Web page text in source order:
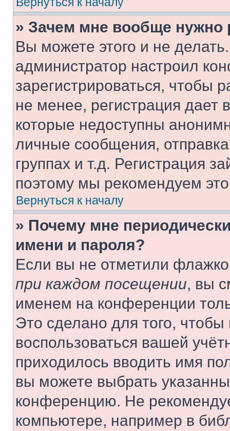
» Зачем мне вообще нужно
Вы можете этого и не
администратор настроил
зарегистрироваться, чтобы
не менее, регистрация
которые недоступны
личные сообщения,
группах и т.д. Регистрация
поэтому мы рекомендуем
Вернуться к началу
» Почему мне
имени и пароля?
Если вы не отметили
при каждом посещении, вы
именем на конференции
Это сделано для того, чтобы
воспользоваться вашей
приходилось вводить имя
вы можете выбрать
конференцию. Не
компьютере, например в